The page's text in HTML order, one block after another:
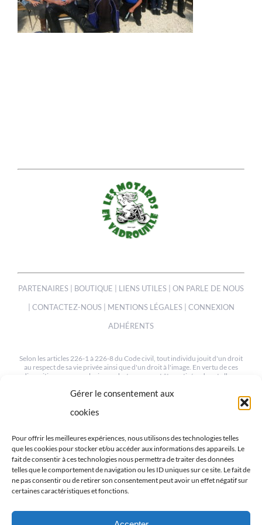
Gérer le consentement aux
cookies
Pour offrir les meilleures expériences, nous utilisons des technologies telles
que les cookies pour stocker et/ou accéder aux informations des appareils. Le
fait de consentir à ces technologies nous permettra de traiter des données
telles que le comportement de navigation ou les ID uniques sur ce site. Le fait de
ne pas consentir ou de retirer son consentement peut avoir un effet négatif sur
certaines caractéristiques et fonctions.
PARTENAIRES BOUTIQUE LIENS UTILES
ON PARLE DE NOUS
CONTACTEZ-NOUS| MENTIONS LÉGALES| CONNEXION
ADHÉRENTS
Selon les articles 226-1 à 226-8 du Code civil, tout individu jouit d'un droit
au respect de sa vie privée ainsi que d'un droit à l'image. En vertu de ces
dispositions, une ou plusieurs photos peuvent être retirées de cet album
mev.95@orange.fr